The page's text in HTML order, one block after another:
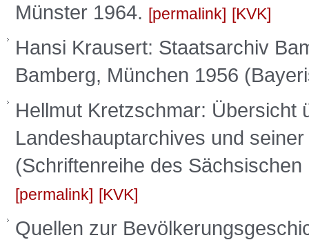
Münster 1964.
permalink KVK
Hansi Krausert: Staatsarchiv
Bamberg, München 1956
Hellmut Kretzschmar: Übersicht
Landeshauptarchives und
(Schriftenreihe des
permalink KVK
Quellen zur